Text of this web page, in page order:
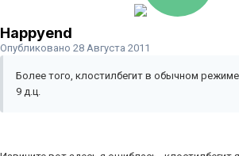
Happyend
Опубликовано 28 Августа 2011
Более того, клостилбегит в обычном режиме
9 д.ц.